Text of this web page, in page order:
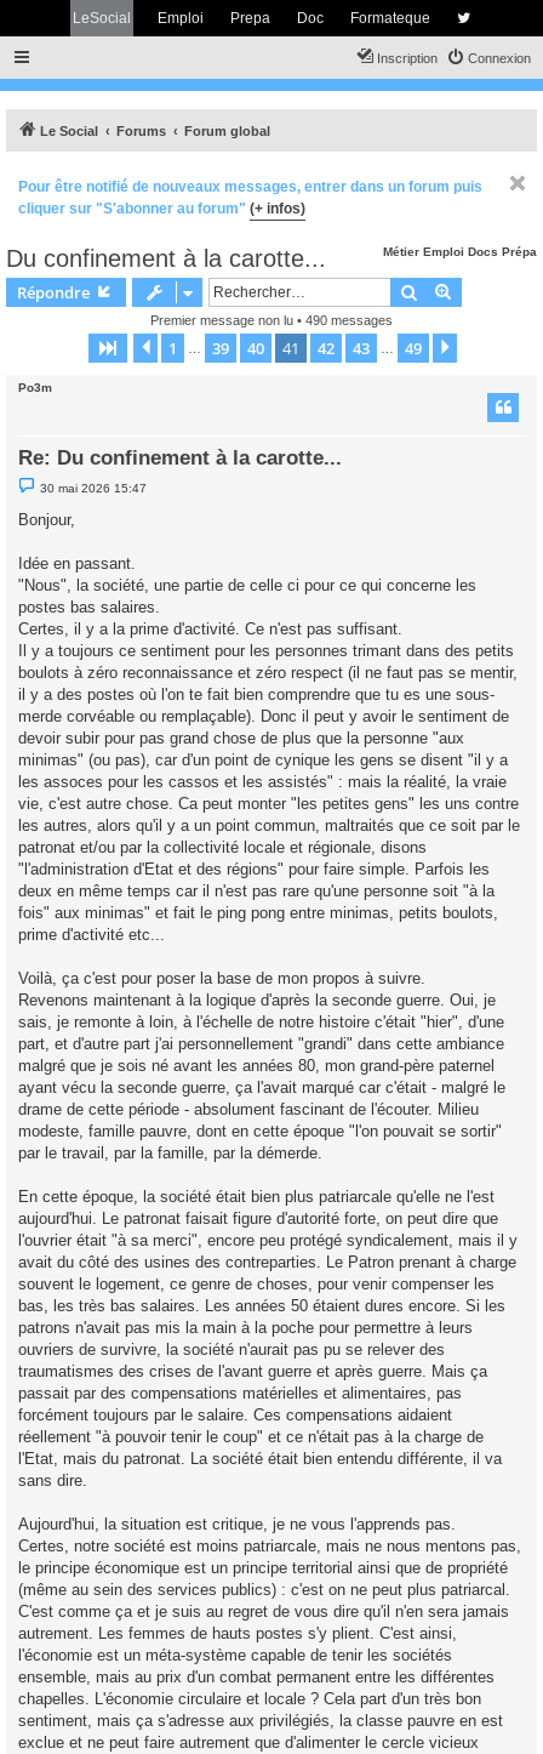
LeSocial Emploi Prepa Doc Formateque
Connexion
Inscription
Le Social Forums Forum global
Pour être notifié de nouveaux messages, entrer dans un forum puis
cliquer sur "S'abonner au forum" (+ infos)
Métier Emploi Docs Prépa
Du confinement à la carotte...
Répondre Rechercher
Premier message non lu • 490 messages
Page 41 sur 49
Précédent
1 39 40 41 42 43 49
Po3m
Re: Du confinement à la carotte...
M
e
s
g
e
n
n
l
30 mai 2026 15:47
Bonjour,
Idée en passant.
"Nous", la société, une partie de celle ci pour ce qui concerne les
postes bas salaires.
Certes, il y a la prime d'activité. Ce n'est pas suffisant.
Il y a toujours ce sentiment pour les personnes trimant dans des petits
boulots à zéro reconnaissance et zéro respect (il ne faut pas se mentir,
il y a des postes où l'on te fait bien comprendre que tu es une sous-
merde corvéable ou remplaçable). Donc il peut y avoir le sentiment de
devoir subir pour pas grand chose de plus que la personne "aux
minimas" (ou pas), car d'un point de cynique les gens se disent "il y a
les assoces pour les cassos et les assistés" : mais la réalité, la vraie
vie, c'est autre chose. Ca peut monter "les petites gens" les uns contre
les autres, alors qu'il y a un point commun, maltraités que ce soit par le
patronat et/ou par la collectivité locale et régionale, disons
"l'administration d'Etat et des régions" pour faire simple. Parfois les
deux en même temps car il n'est pas rare qu'une personne soit "à la
fois" aux minimas" et fait le ping pong entre minimas, petits boulots,
prime d'activité etc...
Voilà, ça c'est pour poser la base de mon propos à suivre.
Revenons maintenant à la logique d'après la seconde guerre. Oui, je
sais, je remonte à loin, à l'échelle de notre histoire c'était "hier", d'une
part, et d'autre part j'ai personnellement "grandi" dans cette ambiance
malgré que je sois né avant les années 80, mon grand-père paternel
ayant vécu la seconde guerre, ça l'avait marqué car c'était - malgré le
drame de cette période - absolument fascinant de l'écouter. Milieu
modeste, famille pauvre, dont en cette époque "l'on pouvait se sortir"
par le travail, par la famille, par la démerde.
En cette époque, la société était bien plus patriarcale qu'elle ne l'est
aujourd'hui. Le patronat faisait figure d'autorité forte, on peut dire que
l'ouvrier était "à sa merci", encore peu protégé syndicalement, mais il y
avait du côté des usines des contreparties. Le Patron prenant à charge
souvent le logement, ce genre de choses, pour venir compenser les
bas, les très bas salaires. Les années 50 étaient dures encore. Si les
patrons n'avait pas mis la main à la poche pour permettre à leurs
ouvriers de survivre, la société n'aurait pas pu se relever des
traumatismes des crises de l'avant guerre et après guerre. Mais ça
passait par des compensations matérielles et alimentaires, pas
forcément toujours par le salaire. Ces compensations aidaient
réellement "à pouvoir tenir le coup" et ce n'était pas à la charge de
l'Etat, mais du patronat. La société était bien entendu différente, il va
sans dire.
Aujourd'hui, la situation est critique, je ne vous l'apprends pas.
Certes, notre société est moins patriarcale, mais ne nous mentons pas,
le principe économique est un principe territorial ainsi que de propriété
(même au sein des services publics) : c'est on ne peut plus patriarcal.
C'est comme ça et je suis au regret de vous dire qu'il n'en sera jamais
autrement. Les femmes de hauts postes s'y plient. C'est ainsi,
l'économie est un méta-système capable de tenir les sociétés
ensemble, mais au prix d'un combat permanent entre les différentes
chapelles. L'économie circulaire et locale ? Cela part d'un très bon
sentiment, mais ça s'adresse aux privilégiés, la classe pauvre en est
exclue et ne peut faire autrement que d'alimenter le cercle vicieux